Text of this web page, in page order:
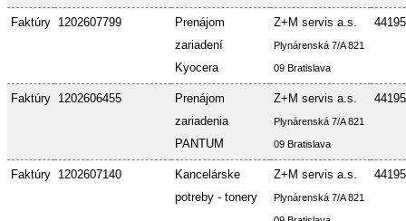
Faktúry 1202607799
Prenájom
zariadení
Kyocera
Z+M servis a.s.
Plynárenská 7/A 821
09 Bratislava
Faktúry 1202606455
Prenájom
zariadenia
PANTUM
Z+M servis a.s.
Plynárenská 7/A 821
09 Bratislava
Faktúry 1202607140
Kancelárske
potreby - tonery
Z+M servis a.s.
Plynárenská 7/A 821